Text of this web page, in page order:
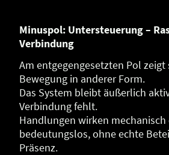
Minuspol: Untersteuerung –
Verbindung
Am entgegengesetzten Pol zeigt
Bewegung in anderer Form.
Das System bleibt äußerlich
Verbindung fehlt.
Handlungen wirken mechanisch
bedeutungslos, ohne echte
Präsenz.